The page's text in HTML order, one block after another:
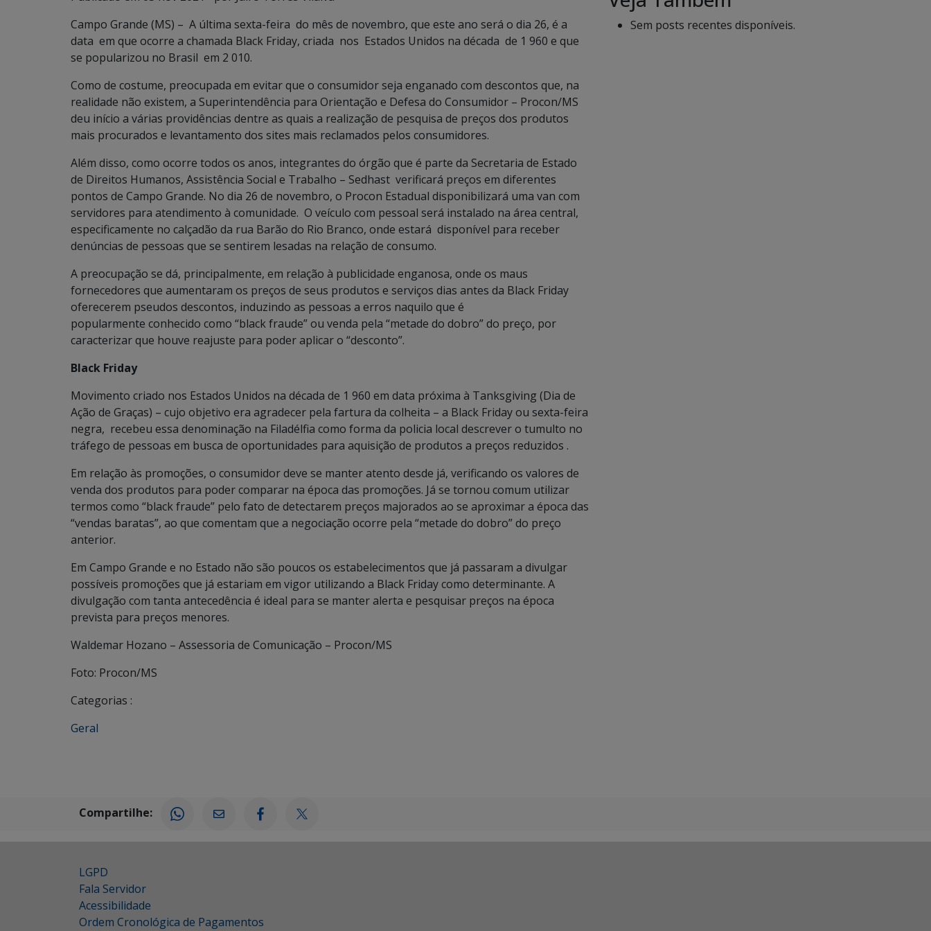
Campo Grande (MS) – A última sexta-feira do mês de novembro, que este ano será o dia 26, é a
data em que ocorre a chamada Black Friday, criada nos Estados Unidos na década de 1 960 e que
se popularizou no Brasil em 2 010.
Como de costume, preocupada em evitar que o consumidor seja enganado com descontos que, na
realidade não existem, a Superintendência para Orientação e Defesa do Consumidor – Procon/MS
deu início a várias providências dentre as quais a realização de pesquisa de preços dos produtos
mais procurados e levantamento dos sites mais reclamados pelos consumidores.
Além disso, como ocorre todos os anos, integrantes do órgão que é parte da Secretaria de Estado
de Direitos Humanos, Assistência Social e Trabalho – Sedhast verificará preços em diferentes
pontos de Campo Grande. No dia 26 de novembro, o Procon Estadual disponibilizará uma van com
servidores para atendimento à comunidade. O veículo com pessoal será instalado na área central,
especificamente no calçadão da rua Barão do Rio Branco, onde estará disponível para receber
denúncias de pessoas que se sentirem lesadas na relação de consumo.
A preocupação se dá, principalmente, em relação à publicidade enganosa, onde os maus
fornecedores que aumentaram os preços de seus produtos e serviços dias antes da Black Friday
oferecerem pseudos descontos, induzindo as pessoas a erros naquilo que é
popularmente conhecido como “black fraude” ou venda pela “metade do dobro” do preço, por
caracterizar que houve reajuste para poder aplicar o “desconto”.
Black Friday
Movimento criado nos Estados Unidos na década de 1 960 em data próxima à Tanksgiving (Dia de
Ação de Graças) – cujo objetivo era agradecer pela fartura da colheita – a Black Friday ou sexta-feira
negra, recebeu essa denominação na Filadélfia como forma da policia local descrever o tumulto no
tráfego de pessoas em busca de oportunidades para aquisição de produtos a preços reduzidos .
Em relação às promoções, o consumidor deve se manter atento desde já, verificando os valores de
venda dos produtos para poder comparar na época das promoções. Já se tornou comum utilizar
termos como “black fraude” pelo fato de detectarem preços majorados ao se aproximar a época das
“vendas baratas”, ao que comentam que a negociação ocorre pela “metade do dobro” do preço
anterior.
Em Campo Grande e no Estado não são poucos os estabelecimentos que já passaram a divulgar
possíveis promoções que já estariam em vigor utilizando a Black Friday como determinante. A
divulgação com tanta antecedência é ideal para se manter alerta e pesquisar preços na época
prevista para preços menores.
Waldemar Hozano – Assessoria de Comunicação – Procon/MS
Foto: Procon/MS
Categorias :
Geral
Sem posts recentes disponíveis.
Compartilhe:
LGPD
Fala Servidor
Acessibilidade
Ordem Cronológica de Pagamentos